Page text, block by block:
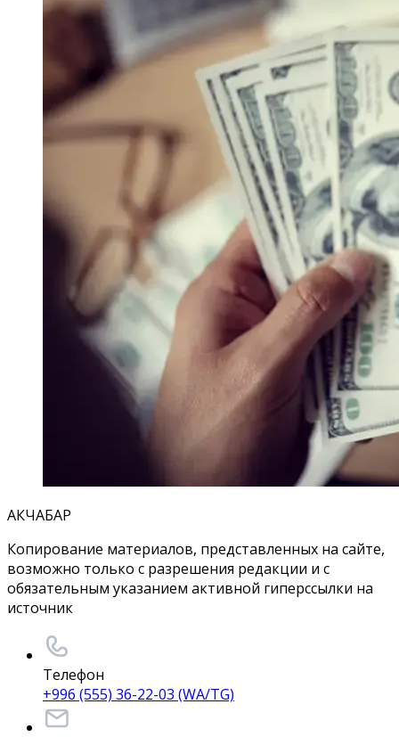
АКЧАБАР
Копирование материалов, представленных на сайте,
возможно только с разрешения редакции и с
обязательным указанием активной гиперссылки на
источник
Телефон
+996 (555) 36-22-03 (WA/TG)